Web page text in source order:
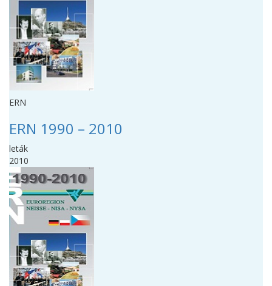
ERN
ERN 1990 – 2010
leták
2010